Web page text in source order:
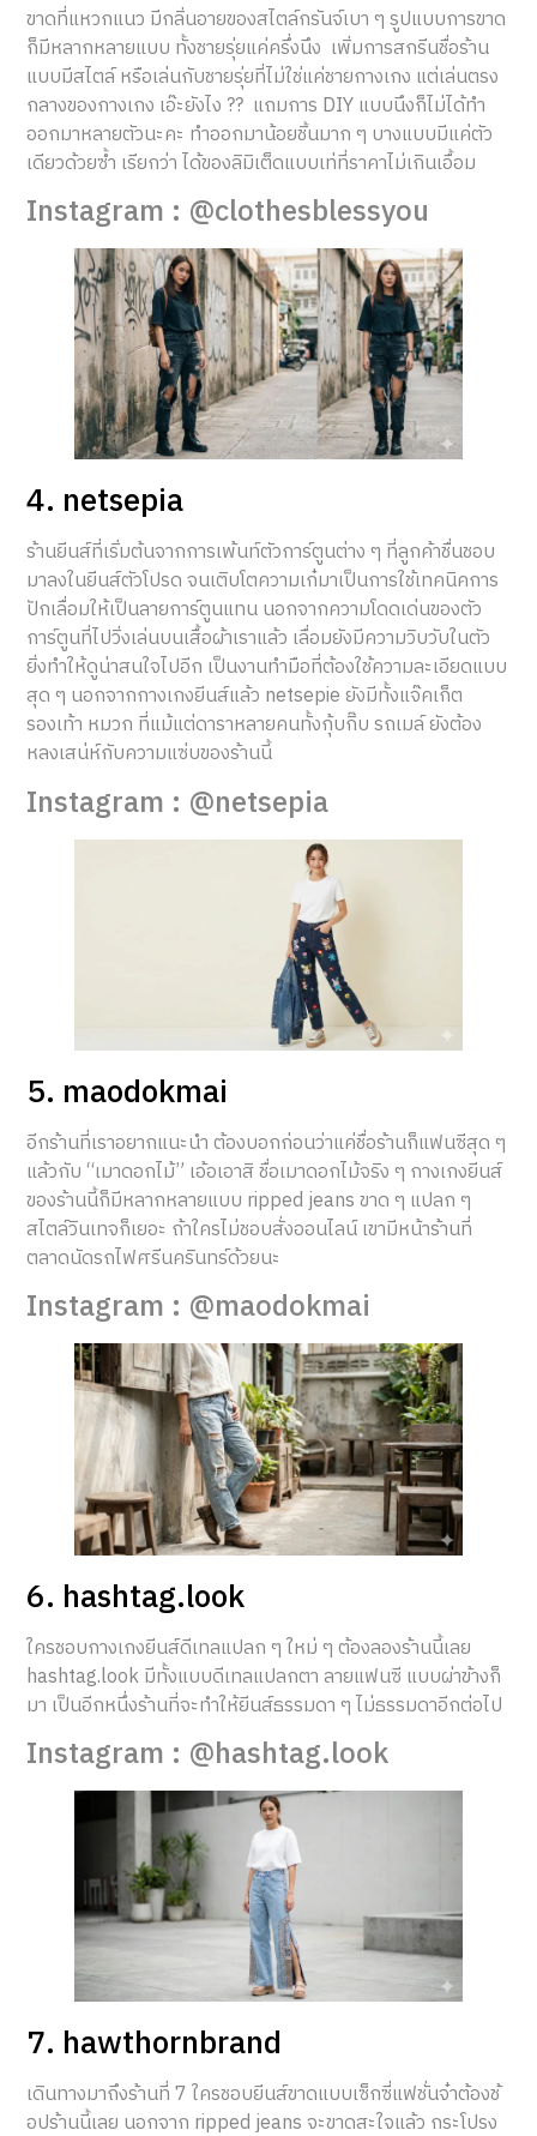
ขาดที่แหวกแนว มีกลิ่นอายของสไตล์กรันจ์เบา ๆ รูปแบบการขาด
ก็มีหลากหลายแบบ ทั้งชายรุ่ยแค่ครึ่งนึง เพิ่มการสกรีนชื่อร้าน
แบบมีสไตล์ หรือเล่นกับชายรุ่ยที่ไม่ใช่แค่ชายกางเกง แต่เล่นตรง
กลางของกางเกง เอ๊ะยังไง ?? แถมการ DIY แบบนึงก็ไม่ได้ทำ
ออกมาหลายตัวนะคะ ทำออกมาน้อยชิ้นมาก ๆ บางแบบมีแค่ตัว
เดียวด้วยซ้ำ เรียกว่า ได้ของลิมิเต็ดแบบเท่ที่ราคาไม่เกินเอื้อม
Instagram : @clothesblessyou
4. netsepia
ร้านยีนส์ที่เริ่มต้นจากการเพ้นท์ตัวการ์ตูนต่าง ๆ ที่ลูกค้าชื่นชอบ
มาลงในยีนส์ตัวโปรด จนเติบโตความเก๋มาเป็นการใช้เทคนิคการ
ปักเลื่อมให้เป็นลายการ์ตูนแทน นอกจากความโดดเด่นของตัว
การ์ตูนที่ไปวิ่งเล่นบนเสื้อผ้าเราแล้ว เลื่อมยังมีความวิบวับในตัว
ยิ่งทำให้ดูน่าสนใจไปอีก เป็นงานทำมือที่ต้องใช้ความละเอียดแบบ
สุด ๆ นอกจากกางเกงยีนส์แล้ว netsepie ยังมีทั้งแจ๊คเก็ต
รองเท้า หมวก ที่แม้แต่ดาราหลายคนทั้งกุ้บกิ๊บ รถเมล์ ยังต้อง
หลงเสน่ห์กับความแซ่บของร้านนี้
Instagram : @netsepia
5. maodokmai
อีกร้านที่เราอยากแนะนำ ต้องบอกก่อนว่าแค่ชื่อร้านก็แฟนซีสุด ๆ
แล้วกับ “เมาดอกไม้” เอ้อเอาสิ ชื่อเมาดอกไม้จริง ๆ กางเกงยีนส์
ของร้านนี้ก็มีหลากหลายแบบ ripped jeans ขาด ๆ แปลก ๆ
สไตล์วินเทจก็เยอะ ถ้าใครไม่ชอบสั่งออนไลน์ เขามีหน้าร้านที่
ตลาดนัดรถไฟศรีนครินทร์ด้วยนะ
Instagram : @maodokmai
6. hashtag.look
ใครชอบกางเกงยีนส์ดีเทลแปลก ๆ ใหม่ ๆ ต้องลองร้านนี้เลย
hashtag.look มีทั้งแบบดีเทลแปลกตา ลายแฟนซี แบบผ่าข้างก็
มา เป็นอีกหนึ่งร้านที่จะทำให้ยีนส์ธรรมดา ๆ ไม่ธรรมดาอีกต่อไป
Instagram : @hashtag.look
7. hawthornbrand
เดินทางมาถึงร้านที่ 7 ใครชอบยีนส์ขาดแบบเซ็กซี่แฟชั่นจ๋าต้องช้
อปร้านนี้เลย นอกจาก ripped jeans จะขาดสะใจแล้ว กระโปรง